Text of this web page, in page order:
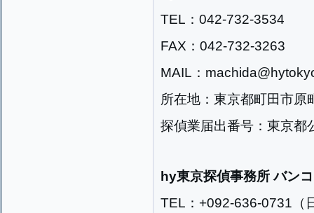
TEL：042-732-3534
FAX：042-732-3263
MAIL：
所在地：東京都町田市原
探偵業届出番号：東京
hy東京探偵事務所 バン
TEL：+092-636-0731（